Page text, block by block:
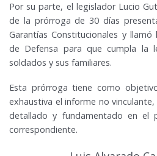
Por su parte, el legislador Lucio
de la prórroga de 30 días
Garantías Constitucionales y
de Defensa para que cumpla la
soldados y sus familiares.
Esta prórroga tiene como
exhaustiva el informe no
detallado y fundamentado en el
correspondiente.